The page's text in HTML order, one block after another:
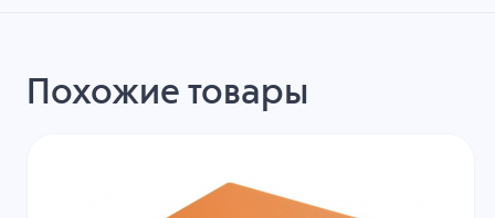
Похожие товары